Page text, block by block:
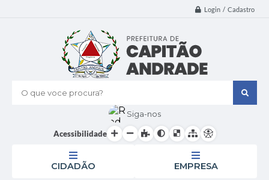
Login / Cadastro
O que voce procura?
Siga-nos
Acessibilidade
CIDADÃO EMPRESA